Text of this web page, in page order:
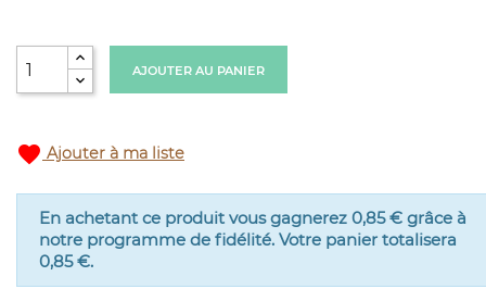
AJOUTER AU PANIER
favorite Ajouter à ma liste
En achetant ce produit vous gagnerez 0,85 € grâce à
notre programme de fidélité. Votre panier totalisera
0,85 €.